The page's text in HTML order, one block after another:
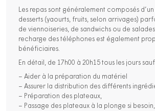
Les repas sont généralement composés
desserts (yaourts, fruits, selon arrivages)
de viennoiseries, de sandwichs ou de
recharge des téléphones est également
bénéficiaires.
En détail, de 17h00 à 20h15 tous les jours
– Aider à la préparation du matériel
– Assurer la distribution des différents
– Préparation des plateaux,
– Passage des plateaux à la plonge si besoin,